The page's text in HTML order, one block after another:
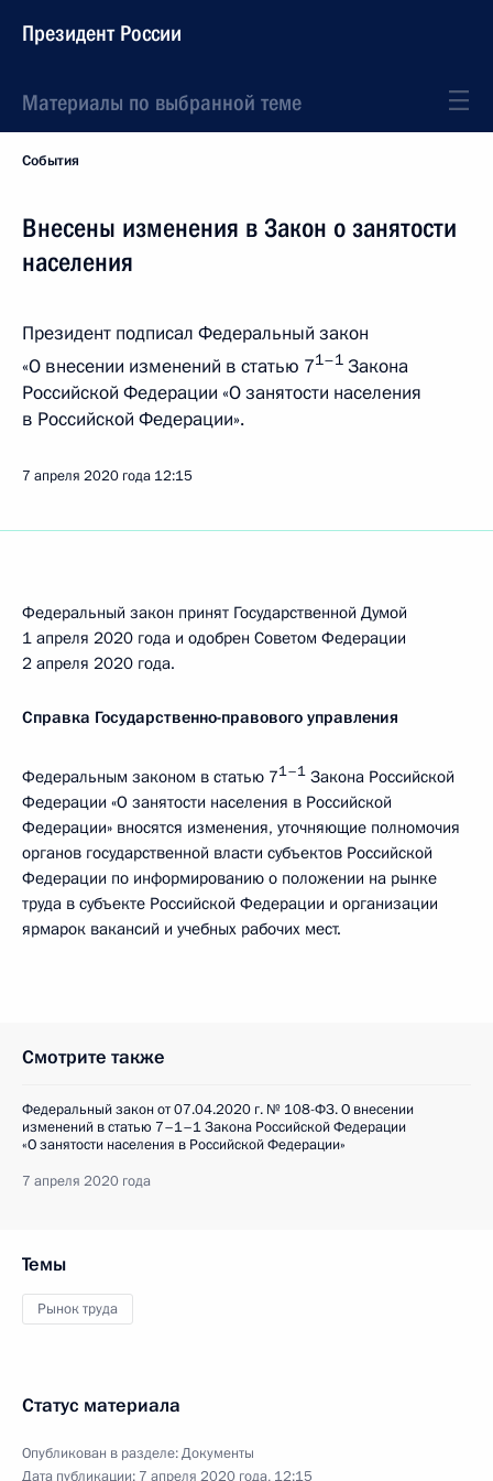
Президент России
Материалы по выбранной теме
События
Внесены изменения в Закон о занятости
населения
Президент подписал Федеральный закон
«О внесении изменений в статью 71–1 Закона
Российской Федерации «О занятости населения
в Российской Федерации».
7 апреля 2020 года 12:15
Федеральный закон принят Государственной Думой
1 апреля 2020 года и одобрен Советом Федерации
2 апреля 2020 года.
Справка Государственно-правового управления
Федеральным законом в статью 71–1 Закона Российской
Федерации «О занятости населения в Российской
Федерации» вносятся изменения, уточняющие полномочия
органов государственной власти субъектов Российской
Федерации по информированию о положении на рынке
труда в субъекте Российской Федерации и организации
ярмарок вакансий и учебных рабочих мест.
Смотрите также
Федеральный закон от 07.04.2020 г. № 108-ФЗ. О внесении
изменений в статью 7–1–1 Закона Российской Федерации
«О занятости населения в Российской Федерации»
7 апреля 2020 года
Темы
Рынок труда
Статус материала
Опубликован в разделе:Документы
Дата публикации: 7 апреля 2020 года, 12:15